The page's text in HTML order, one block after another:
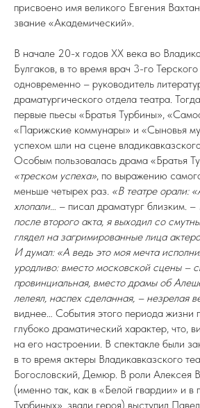
присвоено имя великого Евгения
звание «Академический».
В начале 20-х годов ХХ века во
Булгаков, в то время врач 3-го
одновременно – руководитель
драматургического отдела театра.
первые пьесы «Братья Турбины»,
«Парижские коммунары» и «Сыновья
успехом шли на сцене
Особым пользовалась драма «Братья
«треском успеха», по выражению
меньше четырех раз. «В театре орали:
хлопали… – писал драматург близким. –
после второго акта, я выходил со
глядел на загримированные лица
И думал: «А ведь это моя мечта
уродливо: вместо московской сцены –
провинциальная, вместо драмы об
лелеял, наспех сделанная, – незрелая
виднее… События этого периода жизни
глубоко драматический характер, что,
на его настроении. В спектакле были
в то время актеры Владикавказского
Богословский, Демюр. В роли Алексея
(именно так, как в «Белой гвардии» и в
Турбиных», звали героя) выступил